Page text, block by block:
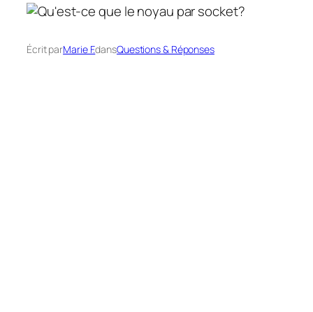
Écrit parMarie F.dansQuestions & Réponses